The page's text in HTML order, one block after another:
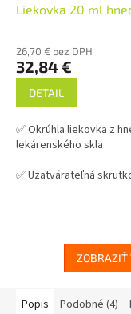
Liekovka 20 ml
26,70 € bez DPH
32,84 €
DETAIL
✅ Okrúhla liekovka z
lekárenského skla
✅ Uzatvárateľná
✅ Vhodná pre
ZOBRAZIŤ
Popis Podobné (4)